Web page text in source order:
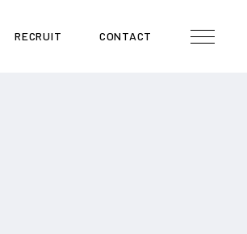
RECRUIT CONTACT